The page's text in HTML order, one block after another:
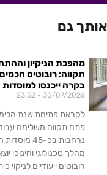
אותך גם
מהפכת הניקיון
תקווה: רובוטים
בקרה ייכנסו למוסדות
30/07/2026
לקראת פתיחת שנת
פתח תקווה משלימה
נרחבות בכ-45
מהלך טכנולוגי וחינוכי
רובוטים ייעודיים לניקוי